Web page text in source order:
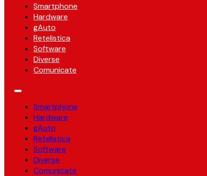
Smartphone
Hardware
gAuto
Retelistica
Software
Diverse
Comunicate
Smartphone
Hardware
gAuto
Retelistica
Software
Diverse
Comunicate